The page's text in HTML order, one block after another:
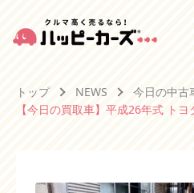
トップ NEWS
今日の中古
【今日の買取車】平成26年式 ト